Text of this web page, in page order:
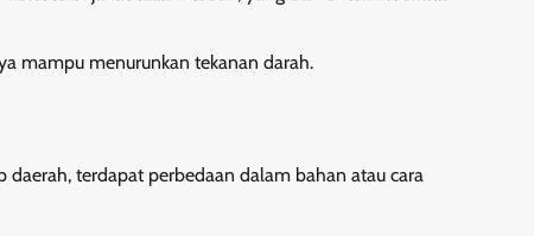
mampu menurunkan tekanan darah.
daerah, terdapat perbedaan dalam bahan atau cara